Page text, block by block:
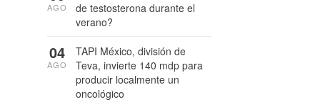
de testosterona durante el
verano?
AGO
TAPI México, división de
Teva, invierte 140 mdp para
producir localmente un
oncológico
04
AGO